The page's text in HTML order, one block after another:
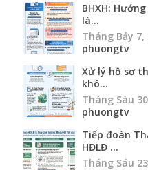
BHXH:
là...
Tháng Bảy 7,
phuongtv
Xử lý hồ sơ
khô...
Tháng Sáu
phuongtv
Tiếp đoàn
HĐLĐ ...
Tháng Sáu